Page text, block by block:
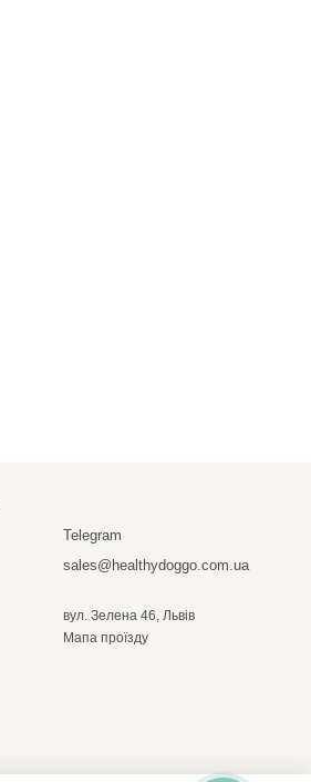
Telegram
sales@healthydoggo.com.ua
вул. Зелена 46, Львів
Мапа проїзду